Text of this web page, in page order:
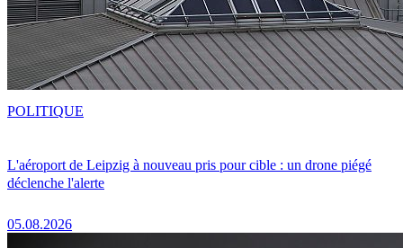
L'aéroport de Leipzig à nouveau pris pour cible : un drone piégé
déclenche l'alerte
05.08.2026
POLITIQUE